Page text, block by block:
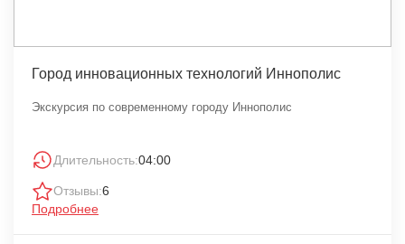
Город инновационных технологий Иннополис
Экскурсия по современному городу Иннополис
Длительность:04:00
Отзывы:6
Подробнее